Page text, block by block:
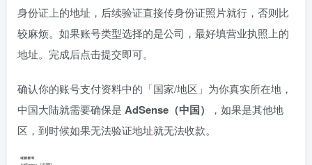
身份证上的地址，后续验证直接传身份证照片就行，否则比
较麻烦。如果账号类型选择的是公司，最好填营业执照上的
地址。完成后点击提交即可。
确认你的账号支付资料中的「国家/地区」为你真实所在地，
中国大陆就需要确保是 AdSense（中国）
，如果是其他地
区，到时候如果无法验证地址就无法收款。